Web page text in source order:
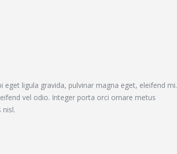
ligula gravida, pulvinar magna eget, eleifend mi.
vel odio. Integer porta orci ornare metus
nisl.